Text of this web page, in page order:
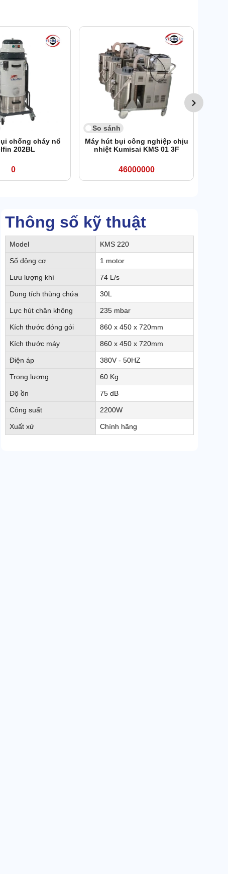
chống cháy nổ
202BL
0
So sánh
Máy hút bụi công nghiệp chịu
nhiệt Kumisai KMS 01 3F
46000000
Thông số kỹ thuật
Model KMS 220
Số động cơ 1 motor
Lưu lượng khí 74 L/s
Dung tích thùng chứa 30L
Lực hút chân không 235 mbar
Kích thước đóng gói 860 x 450 x 720mm
Kích thước máy 860 x 450 x 720mm
Điện áp 380V - 50HZ
Trọng lượng 60 Kg
Độ ồn 75 dB
Công suất 2200W
Xuất xứ Chính hãng